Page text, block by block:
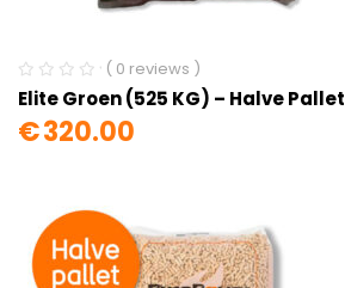
( 0 reviews )
Elite Groen (525 KG) – Halve Pallet
€320.00